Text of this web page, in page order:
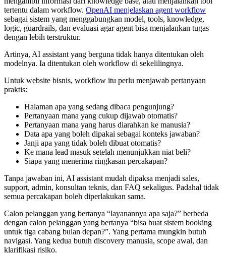
tertentu dalam workflow. OpenAI menjelaskan agent workflow
sebagai sistem yang menggabungkan model, tools, knowledge,
logic, guardrails, dan evaluasi agar agent bisa menjalankan tugas
dengan lebih terstruktur.
Artinya, AI assistant yang berguna tidak hanya ditentukan oleh
modelnya. Ia ditentukan oleh workflow di sekelilingnya.
Untuk website bisnis, workflow itu perlu menjawab pertanyaan
praktis:
Halaman apa yang sedang dibaca pengunjung?
Pertanyaan mana yang cukup dijawab otomatis?
Pertanyaan mana yang harus diarahkan ke manusia?
Data apa yang boleh dipakai sebagai konteks jawaban?
Janji apa yang tidak boleh dibuat otomatis?
Ke mana lead masuk setelah menunjukkan niat beli?
Siapa yang menerima ringkasan percakapan?
Tanpa jawaban ini, AI assistant mudah dipaksa menjadi sales,
support, admin, konsultan teknis, dan FAQ sekaligus. Padahal tidak
semua percakapan boleh diperlakukan sama.
Calon pelanggan yang bertanya “layanannya apa saja?” berbeda
dengan calon pelanggan yang bertanya “bisa buat sistem booking
untuk tiga cabang bulan depan?”. Yang pertama mungkin butuh
navigasi. Yang kedua butuh discovery manusia, scope awal, dan
klarifikasi risiko.